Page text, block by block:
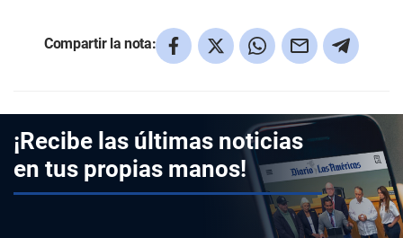
Compartir la nota:
¡Recibe las últimas noticias
en tus propias manos!